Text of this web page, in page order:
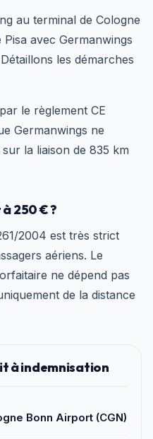
au terminal de Cologne
avec Germanwings
les démarches
le règlement CE
Germanwings ne
la liaison de 835 km
250 € ?
2004 est très strict
aériens. Le
ne dépend pas
de la distance
à indemnisation
Bonn Airport (CGN)